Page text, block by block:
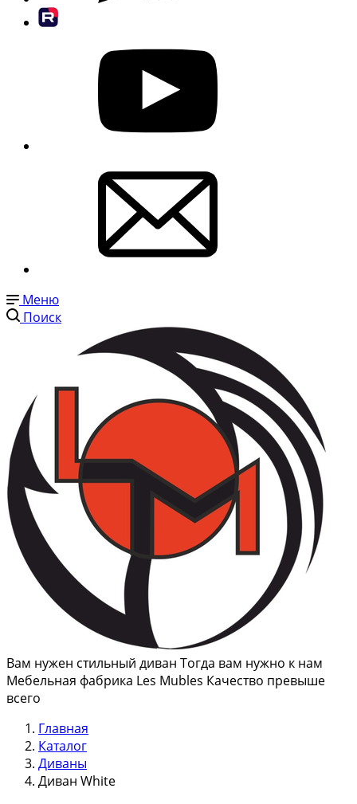
Меню
Поиск
Вам нужен стильный диван Тогда вам нужно к нам
Мебельная фабрика Les Mubles Качество превыше
всего
Главная
Каталог
Диваны
Диван White